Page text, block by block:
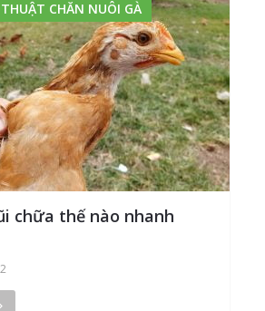
CHĂN NUÔI GÀ
chữa thế nào nhanh